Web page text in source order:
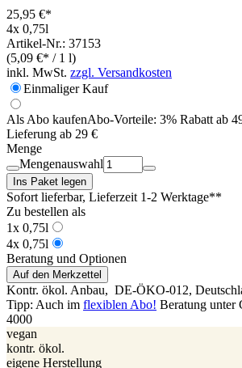
25,95 €*
4x 0,75l
Artikel-Nr.: 37153
(5,09 €* / 1 l)
inkl. MwSt. zzgl. Versandkosten
Einmaliger Kauf
Als Abo kaufenAbo-Vorteile: 3% Rabatt ab
Lieferung ab 29 €
Menge
Mengenauswahl
Ins Paket legen
Sofort lieferbar, Lieferzeit 1-2 Werktage**
Zu bestellen als
1x 0,75l
4x 0,75l
Beratung und Optionen
Auf den Merkzettel
Kontr. ökol. Anbau, DE-ÖKO-012,
Tipp: Auch im flexiblen Abo! Beratung unter
4000
vegan
kontr. ökol.
eigene Herstellung